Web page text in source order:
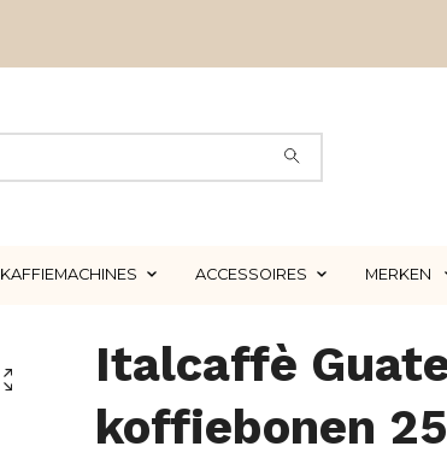
KAFFIEMACHINES ACCESSOIRES MERKEN
Italcaffè
koffiebonen